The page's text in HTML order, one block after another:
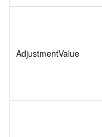
AdjustmentValue